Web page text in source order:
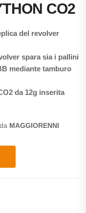
CO2
del revolver
spara sia i pallini
mediante tamburo
da 12g inserita
MAGGIORENNI